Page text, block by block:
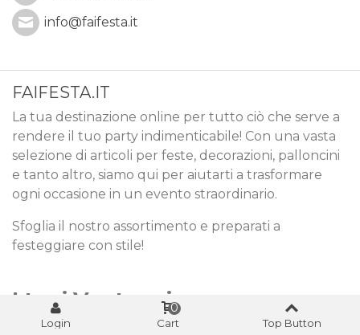
info@faifesta.it
FAIFESTA.IT
La tua destinazione online per tutto ciò che serve a
rendere il tuo party indimenticabile! Con una vasta
selezione di articoli per feste, decorazioni, palloncini
e tanto altro, siamo qui per aiutarti a trasformare
ogni occasione in un evento straordinario.
Sfoglia il nostro assortimento e preparati a
festeggiare con stile!
I tuoi Vantaggi
Login Cart
0
Top Button